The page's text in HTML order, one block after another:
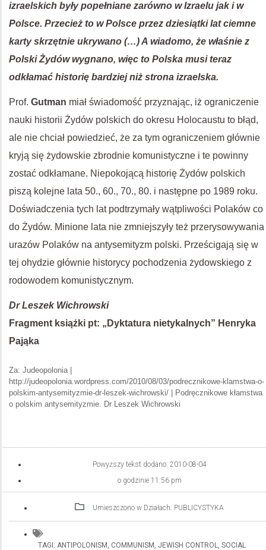
izraelskich były popełniane zarówno w Izraelu jak i w
Polsce. Przecież to w Polsce przez dziesiątki lat ciemne
karty skrzętnie ukrywano (…) A wiadomo, że właśnie z
Polski Żydów wygnano, więc to Polska musi teraz
odkłamać historię bardziej niż strona izraelska.
Prof. Gutman miał świadomość przyznając, iż ograniczenie
nauki historii Żydów polskich do okresu Holocaustu to błąd,
ale nie chciał powiedzieć, że za tym ograniczeniem głównie
kryją się żydowskie zbrodnie komunistyczne i te powinny
zostać odkłamane. Niepokojącą historię Żydów polskich
piszą kolejne lata 50., 60., 70., 80. i następne po 1989 roku.
Doświadczenia tych lat podtrzymały wątpliwości Polaków co
do Żydów. Minione lata nie zmniejszyły też przerysowywania
urazów Polaków na antysemityzm polski. Prześcigają się w
tej ohydzie głównie historycy pochodzenia żydowskiego z
rodowodem komunistycznym.
Dr Leszek Wichrowski
Fragment książki pt: „Dyktatura nietykalnych” Henryka
Pająka
Za: Judeopolonia |
http://judeopolonia.wordpress.com/2010/08/03/podrecznikowe-klamstwa-o-
polskim-antysemityzmie-dr-leszek-wichrowski/ | Podręcznikowe kłamstwa
o polskim antysemityzmie. Dr Leszek Wichrowski
Powyższy tekst dodano: 2010-08-04
o godzinie 11:56 pm
Umieszczono w Działach: PUBLICYSTYKA
TAGI: ANTIPOLONISM , COMMUNISM , JEWISH CONTROL, SOCIAL